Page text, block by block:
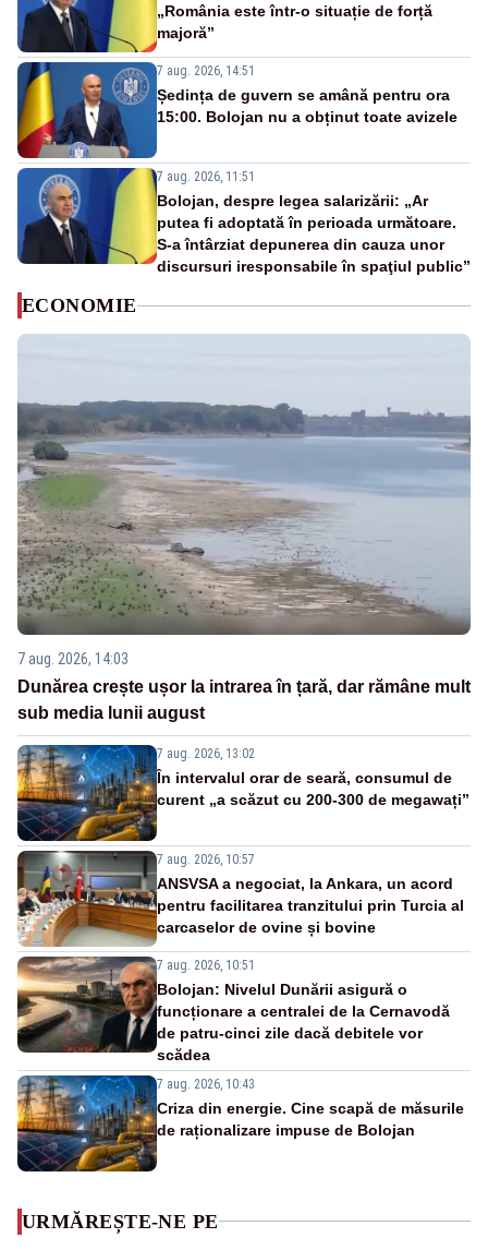
„România este într-o situație de forță
majoră”
7 aug. 2026, 14:51
Ședința de guvern se amână pentru ora
15:00. Bolojan nu a obținut toate avizele
7 aug. 2026, 11:51
Bolojan, despre legea salarizării: „Ar
putea fi adoptată în perioada următoare.
S-a întârziat depunerea din cauza unor
discursuri iresponsabile în spaţiul public”
ECONOMIE
7 aug. 2026, 14:03
Dunărea crește ușor la intrarea în țară, dar rămâne mult
sub media lunii august
7 aug. 2026, 13:02
În intervalul orar de seară, consumul de
curent „a scăzut cu 200-300 de megawați”
7 aug. 2026, 10:57
ANSVSA a negociat, la Ankara, un acord
pentru facilitarea tranzitului prin Turcia al
carcaselor de ovine și bovine
7 aug. 2026, 10:51
Bolojan: Nivelul Dunării asigură o
funcționare a centralei de la Cernavodă
de patru-cinci zile dacă debitele vor
scădea
7 aug. 2026, 10:43
Criza din energie. Cine scapă de măsurile
de raționalizare impuse de Bolojan
URMĂREȘTE-NE PE